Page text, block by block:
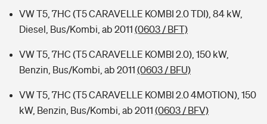
VW T5, 7HC (T5 CARAVELLE KOMBI 2.0 TDI), 84 kW,
Diesel, Bus/Kombi, ab 2011 (0603 / BFT)
VW T5, 7HC (T5 CARAVELLE KOMBI 2.0), 150 kW,
Benzin, Bus/Kombi, ab 2011 (0603 / BFU)
VW T5, 7HC (T5 CARAVELLE KOMBI 2.0 4MOTION), 150
kW, Benzin, Bus/Kombi, ab 2011 (0603 / BFV)